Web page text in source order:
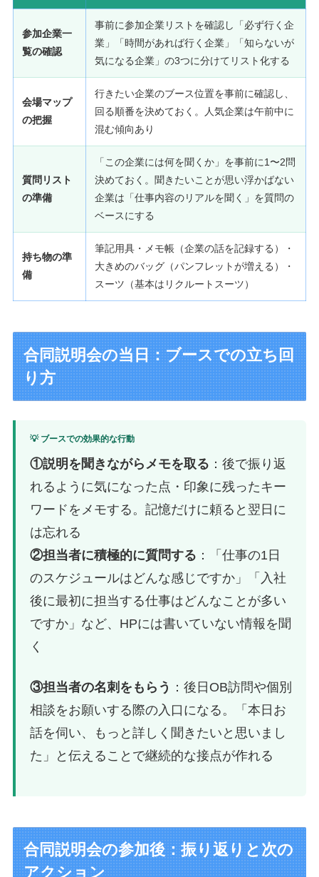
参加企業一
覧の確認
事前に参加企業リストを確認し「必ず行く企
業」「時間があれば行く企業」「知らないが
気になる企業」の3つに分けてリスト化する
会場マップ
の把握
行きたい企業のブース位置を事前に確認し、
回る順番を決めておく。人気企業は午前中に
混む傾向あり
質問リスト
の準備
「この企業には何を聞くか」を事前に1〜2問
決めておく。聞きたいことが思い浮かばない
企業は「仕事内容のリアルを聞く」を質問の
ベースにする
持ち物の準
備
筆記用具・メモ帳（企業の話を記録する）・
大きめのバッグ（パンフレットが増える）・
スーツ（基本はリクルートスーツ）
合同説明会の当日：ブースでの立ち回
り方
💡 ブースでの効果的な行動
①説明を聞きながらメモを取る ：後で振り返
れるように気になった点・印象に残ったキー
ワードをメモする。記憶だけに頼ると翌日に
は忘れる
②担当者に積極的に質問する ：「仕事の1日
のスケジュールはどんな感じですか」「入社
後に最初に担当する仕事はどんなことが多い
ですか」など、HPには書いていない情報を聞
く
③担当者の名刺をもらう ：後日OB訪問や個別
相談をお願いする際の入口になる。「本日お
話を伺い、もっと詳しく聞きたいと思いまし
た」と伝えることで継続的な接点が作れる
合同説明会の参加後：振り返りと次の
アクション